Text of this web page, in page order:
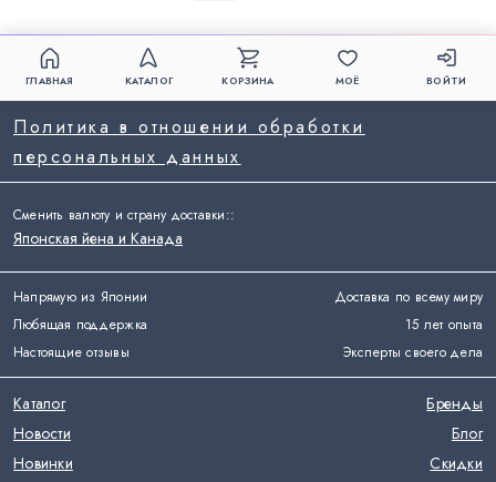
ГЛАВНАЯ КАТАЛОГ КОРЗИНА МОЁ ВОЙТИ
Напрямую из Японии
Доставка по всему миру
Любящая поддержка
15 лет опыта
Настоящие отзывы
Эксперты своего дела
Политика в отношении обработки
персональных данных
Каталог
Бренды
Новости
Блог
Новинки
Скидки
Сменить валюту и страну доставки::
Японская йена и Канада